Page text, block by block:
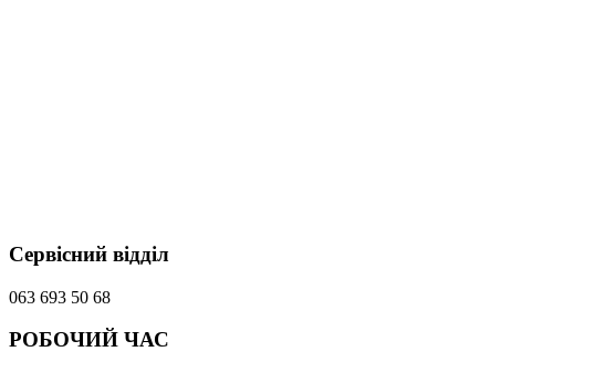
Сервісний відділ
063 693 50 68
РОБОЧИЙ ЧАС